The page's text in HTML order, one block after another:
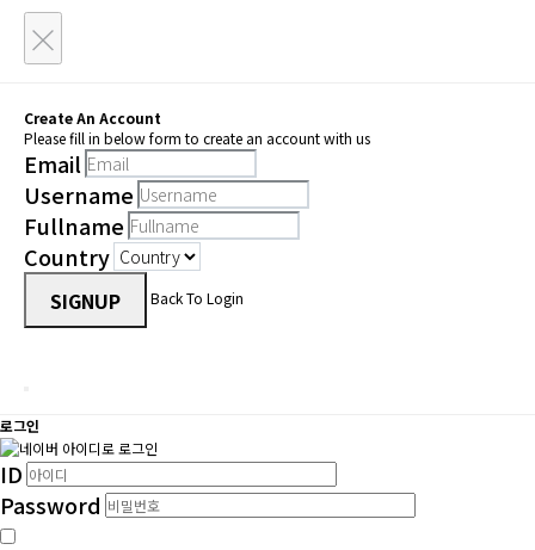
×
Create An Account
Please fill in below form to create an account with us
Email
Username
Fullname
Country
SIGNUP Back To Login
로그인
ID
Password